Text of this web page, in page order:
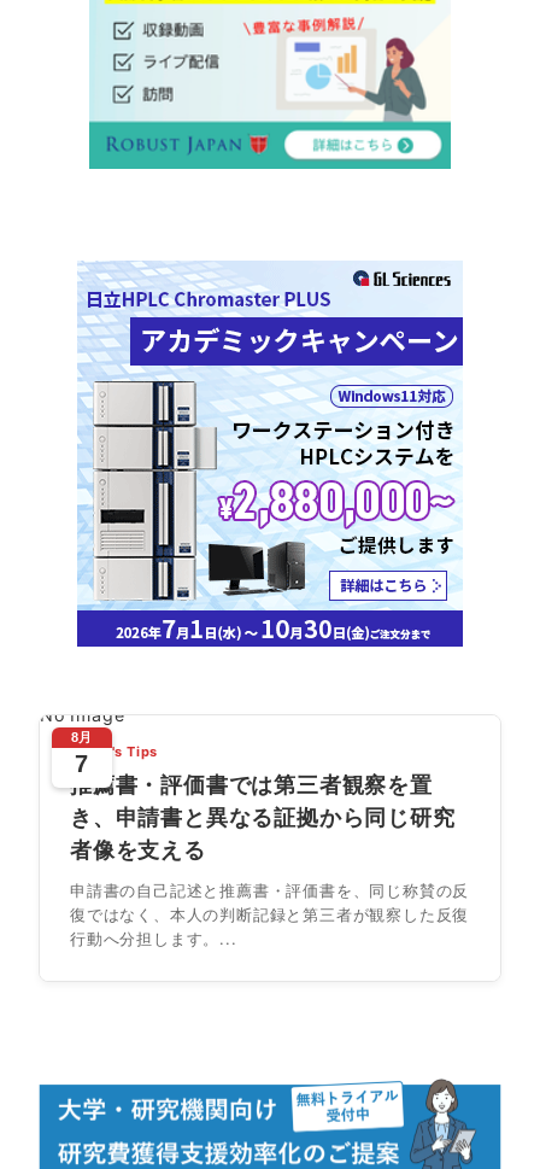
No Image
8月
7
Today's Tips
推薦書・評価書では第三者観察を置
き、申請書と異なる証拠から同じ研究
者像を支える
申請書の自己記述と推薦書・評価書を、同じ称賛の反
復ではなく、本人の判断記録と第三者が観察した反復
行動へ分担します。...